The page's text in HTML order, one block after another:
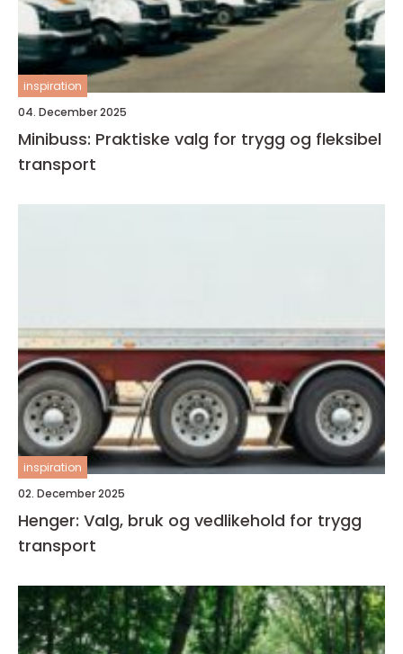
inspiration
04. December 2025
Minibuss: Praktiske valg for trygg og fleksibel
transport
inspiration
02. December 2025
Henger: Valg, bruk og vedlikehold for trygg
transport